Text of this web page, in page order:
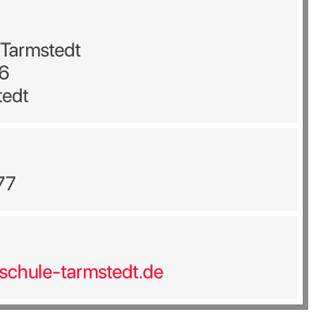
tarmstedt.de